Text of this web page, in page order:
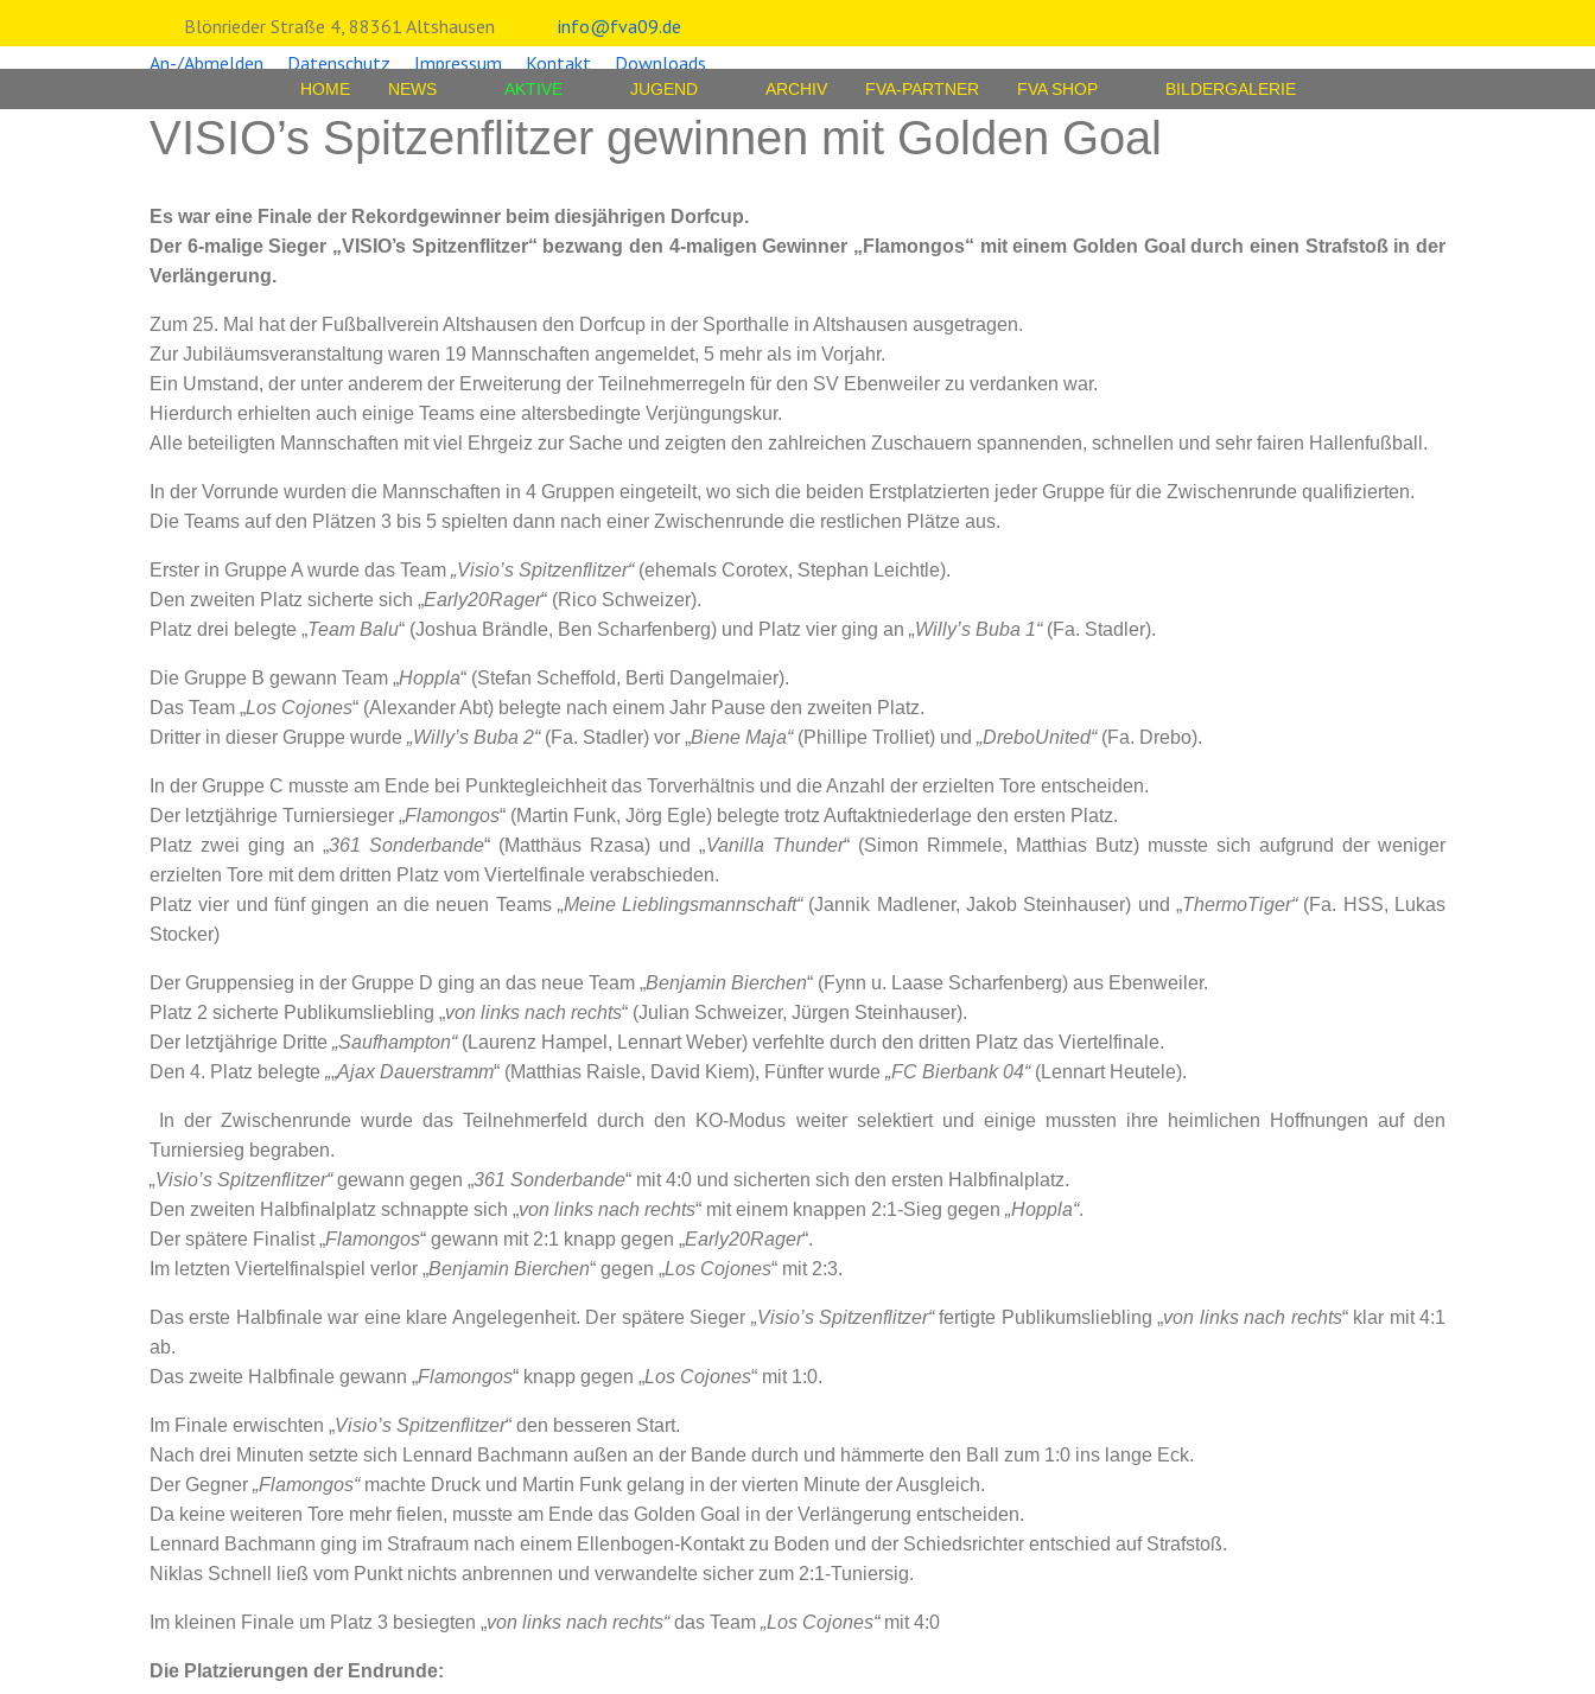
Blönrieder Straße 4, 88361 Altshausen
info@fva09.de
An-/Abmelden
Datenschutz Impressum Kontakt Downloads
HOME NEWS AKTIVE JUGEND ARCHIV FVA-PARTNER FVA SHOP BILDERGALERIE
VISIO’s Spitzenflitzer gewinnen mit Golden Goal
Es war eine Finale der Rekordgewinner beim diesjährigen Dorfcup.
Der 6-malige Sieger „VISIO’s Spitzenflitzer“ bezwang den 4-maligen Gewinner „Flamongos“ mit einem Golden Goal durch einen Strafstoß in der
Verlängerung.
Zum 25. Mal hat der Fußballverein Altshausen den Dorfcup in der Sporthalle in Altshausen ausgetragen.
Zur Jubiläumsveranstaltung waren 19 Mannschaften angemeldet, 5 mehr als im Vorjahr.
Ein Umstand, der unter anderem der Erweiterung der Teilnehmerregeln für den SV Ebenweiler zu verdanken war.
Hierdurch erhielten auch einige Teams eine altersbedingte Verjüngungskur.
Alle beteiligten Mannschaften mit viel Ehrgeiz zur Sache und zeigten den zahlreichen Zuschauern spannenden, schnellen und sehr fairen Hallenfußball.
In der Vorrunde wurden die Mannschaften in 4 Gruppen eingeteilt, wo sich die beiden Erstplatzierten jeder Gruppe für die Zwischenrunde qualifizierten.
Die Teams auf den Plätzen 3 bis 5 spielten dann nach einer Zwischenrunde die restlichen Plätze aus.
Erster in Gruppe A wurde das Team „Visio’s Spitzenflitzer“(ehemals Corotex, Stephan Leichtle).
Den zweiten Platz sicherte sich „Early20Rager“ (Rico Schweizer).
Platz drei belegte „Team Balu“ (Joshua Brändle, Ben Scharfenberg) und Platz vier ging an „Willy’s Buba 1“(Fa. Stadler).
Die Gruppe B gewann Team „Hoppla“ (Stefan Scheffold, Berti Dangelmaier).
Das Team „Los Cojones“ (Alexander Abt) belegte nach einem Jahr Pause den zweiten Platz.
Dritter in dieser Gruppe wurde „Willy’s Buba 2“(Fa. Stadler) vor „Biene Maja“(Phillipe Trolliet) und „DreboUnited“(Fa. Drebo).
In der Gruppe C musste am Ende bei Punktegleichheit das Torverhältnis und die Anzahl der erzielten Tore entscheiden.
Der letztjährige Turniersieger „Flamongos“ (Martin Funk, Jörg Egle) belegte trotz Auftaktniederlage den ersten Platz.
Platz zwei ging an „361 Sonderbande“ (Matthäus Rzasa) und „Vanilla Thunder“ (Simon Rimmele, Matthias Butz) musste sich aufgrund der weniger
erzielten Tore mit dem dritten Platz vom Viertelfinale verabschieden.
Platz vier und fünf gingen an die neuen Teams „Meine Lieblingsmannschaft“(Jannik Madlener, Jakob Steinhauser) und „ThermoTiger“(Fa. HSS, Lukas
Stocker)
Der Gruppensieg in der Gruppe D ging an das neue Team „Benjamin Bierchen“ (Fynn u. Laase Scharfenberg) aus Ebenweiler.
Platz 2 sicherte Publikumsliebling „von links nach rechts“ (Julian Schweizer, Jürgen Steinhauser).
Der letztjährige Dritte „Saufhampton“(Laurenz Hampel, Lennart Weber) verfehlte durch den dritten Platz das Viertelfinale.
Den 4. Platz belegte „„Ajax Dauerstramm“ (Matthias Raisle, David Kiem), Fünfter wurde „FC Bierbank 04“(Lennart Heutele).
In der Zwischenrunde wurde das Teilnehmerfeld durch den KO-Modus weiter selektiert und einige mussten ihre heimlichen Hoffnungen auf den
Turniersieg begraben.
„Visio’s Spitzenflitzer“gewann gegen „361 Sonderbande“ mit 4:0 und sicherten sich den ersten Halbfinalplatz.
Den zweiten Halbfinalplatz schnappte sich „von links nach rechts“ mit einem knappen 2:1-Sieg gegen „Hoppla“.
Der spätere Finalist „Flamongos“ gewann mit 2:1 knapp gegen „Early20Rager“.
Im letzten Viertelfinalspiel verlor „Benjamin Bierchen“ gegen „Los Cojones“ mit 2:3.
Das erste Halbfinale war eine klare Angelegenheit. Der spätere Sieger „Visio’s Spitzenflitzer“fertigte Publikumsliebling „von links nach rechts“ klar mit 4:1
ab.
Das zweite Halbfinale gewann „Flamongos“ knapp gegen „Los Cojones“ mit 1:0.
Im Finale erwischten „Visio’s Spitzenflitzer“ den besseren Start.
Nach drei Minuten setzte sich Lennard Bachmann außen an der Bande durch und hämmerte den Ball zum 1:0 ins lange Eck.
Der Gegner „Flamongos“machte Druck und Martin Funk gelang in der vierten Minute der Ausgleich.
Da keine weiteren Tore mehr fielen, musste am Ende das Golden Goal in der Verlängerung entscheiden.
Lennard Bachmann ging im Strafraum nach einem Ellenbogen-Kontakt zu Boden und der Schiedsrichter entschied auf Strafstoß.
Niklas Schnell ließ vom Punkt nichts anbrennen und verwandelte sicher zum 2:1-Tuniersig.
Im kleinen Finale um Platz 3 besiegten „von links nach rechts“das Team „Los Cojones“mit 4:0
Die Platzierungen der Endrunde: